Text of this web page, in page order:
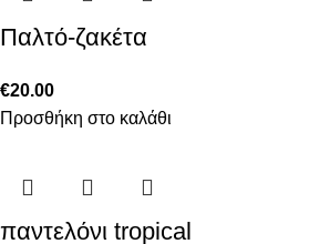
Παλτό-ζακέτα
€20.00
Προσθήκη στο καλάθι
παντελόνι tropical